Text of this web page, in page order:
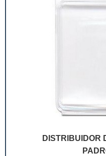
DISTRIBUIDOR